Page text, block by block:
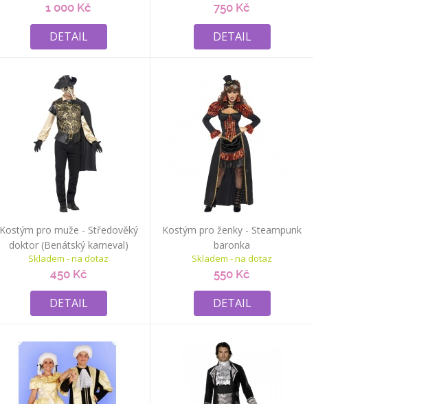
1 000 Kč
DETAIL
750 Kč
DETAIL
Kostým pro muže - Středověký
doktor (Benátský karneval)
Skladem - na dotaz
450 Kč
DETAIL
Kostým pro ženky - Steampunk
baronka
Skladem - na dotaz
550 Kč
DETAIL